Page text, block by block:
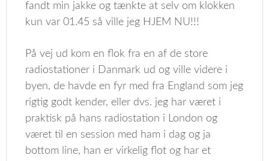
fandt min jakke og tænkte at selv om klokken
kun var 01.45 så ville jeg HJEM NU!!!
På vej ud kom en flok fra en af de store
radiostationer i Danmark ud og ville videre i
byen, de havde en fyr med fra England som jeg
rigtig godt kender, eller dvs. jeg har været i
praktisk på hans radiostation i London og
været til en session med ham i dag og ja
bottom line, han er virkelig flot og har et